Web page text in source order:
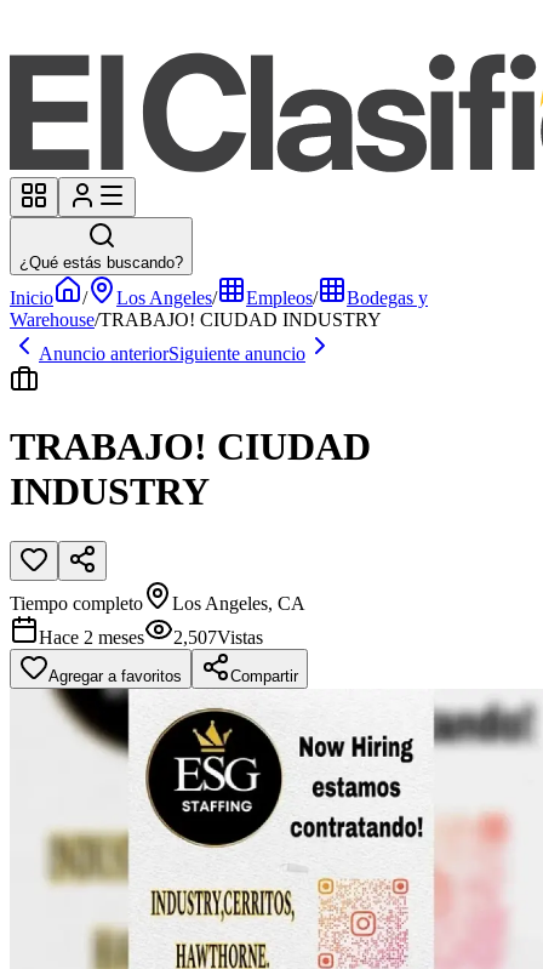
¿Qué estás buscando?
Inicio / Los Angeles/ Empleos/
Bodegas y
Warehouse/TRABAJO! CIUDAD INDUSTRY
Anuncio anteriorSiguiente anuncio
TRABAJO! CIUDAD
INDUSTRY
Tiempo completo
Los Angeles, CA
Hace 2 meses
2,507Vistas
Agregar a favoritos Compartir